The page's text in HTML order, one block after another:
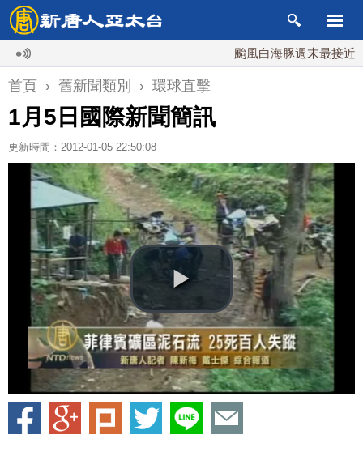
颱風白海豚週末最接近台
首頁 › 舊新聞類別 › 環球直擊
1月5日國際新聞簡訊
更新時間：2012-01-05 22:50:08